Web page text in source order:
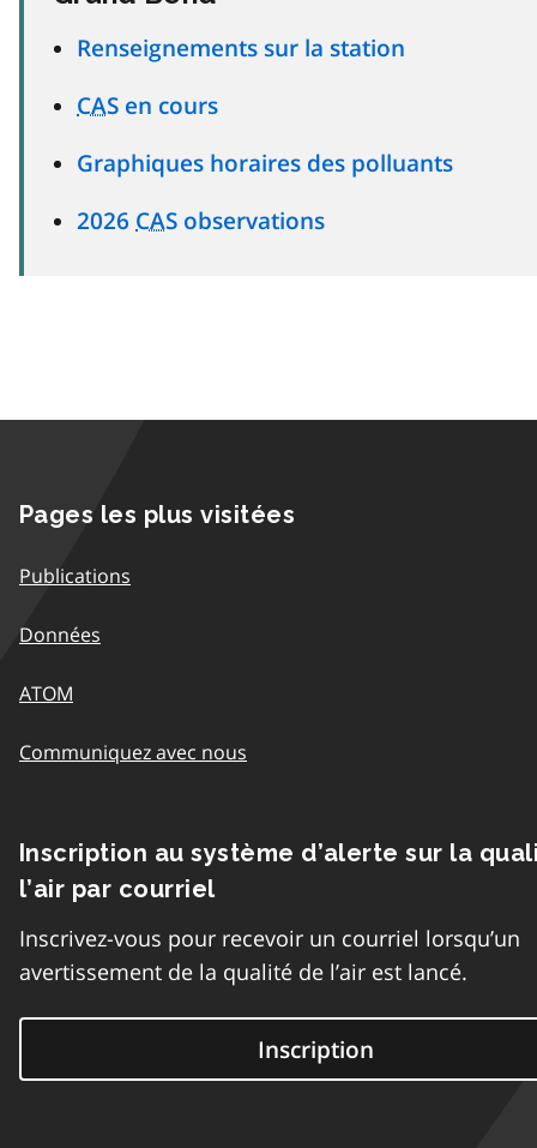
Renseignements sur la station
CAS en cours
Graphiques horaires des polluants
2026 CAS observations
Pages les plus visitées
Publications
Données
ATOM
Communiquez avec nous
Inscription au système d’alerte sur la
l’air par courriel
Inscrivez-vous pour recevoir un courriel lorsqu’un
avertissement de la qualité de l’air est lancé.
Inscription